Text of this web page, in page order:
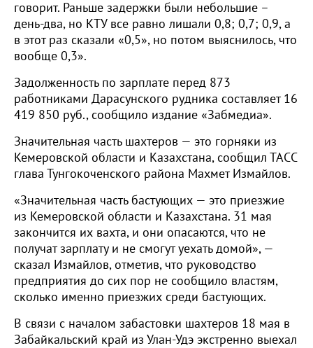
говорит. Раньше задержки были небольшие –
день-два, но КТУ все равно лишали 0,8; 0,7; 0,9, а
в этот раз сказали «0,5», но потом выяснилось, что
вообще 0,3».
Задолженность по зарплате перед 873
работниками Дарасунского рудника составляет 16
419 850 руб., сообщило издание «Забмедиа».
Значительная часть шахтеров — это горняки из
Кемеровской области и Казахстана, сообщил ТАСС
глава Тунгокоченского района Махмет Измайлов.
«Значительная часть бастующих — это приезжие
из Кемеровской области и Казахстана. 31 мая
закончится их вахта, и они опасаются, что не
получат зарплату и не смогут уехать домой», —
сказал Измайлов, отметив, что руководство
предприятия до сих пор не сообщило властям,
сколько именно приезжих среди бастующих.
В связи с началом забастовки шахтеров 18 мая в
Забайкальский край из Улан-Удэ экстренно выехал